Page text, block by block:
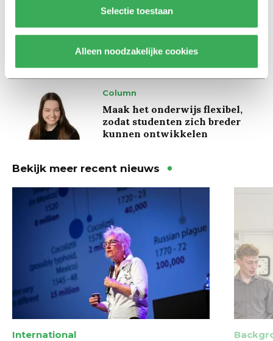
Selectie toestaan
Alleen noodzakelijke cookies
slaapmiddelen: zo komen
studenten de tentamenperiode
door
Column
Maak het onderwijs flexibel,
zodat studenten zich breder
kunnen ontwikkelen
Bekijk meer recent nieuws
International